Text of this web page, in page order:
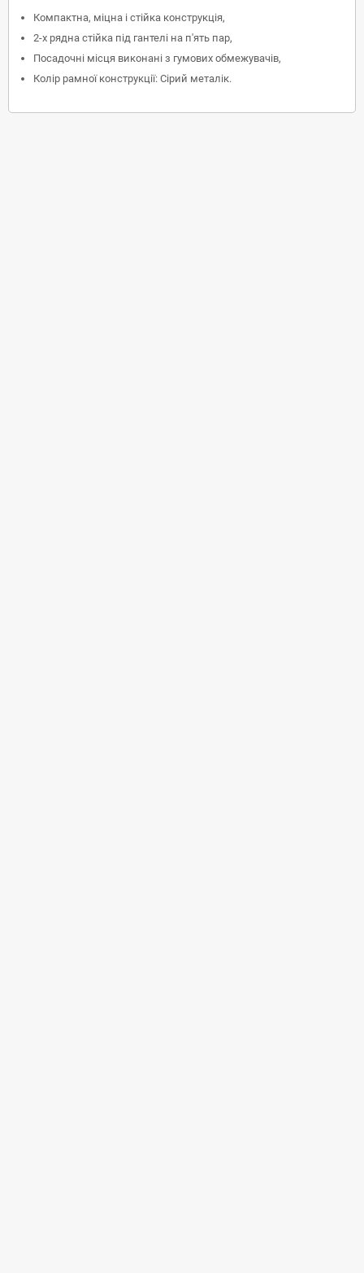
Компактна, міцна і стійка конструкція,
2-х рядна стійка під гантелі на п'ять пар,
Посадочні місця виконані з гумових обмежувачів,
Колір рамної конструкції: Сірий металік.